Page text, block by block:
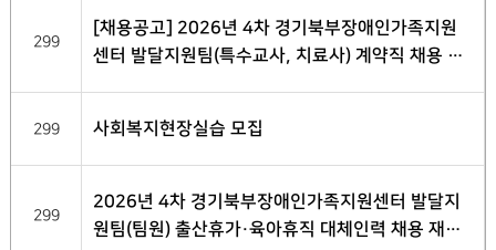
299
[채용공고] 2026년 4차 경기북부장애인가족지원
센터 발달지원팀(특수교사, 치료사) 계약직 채용 서
299 사회복지현장실습 모집
299
2026년 4차 경기북부장애인가족지원센터 발달지
원팀(팀원) 출산휴가·육아휴직 대체인력 채용 재공